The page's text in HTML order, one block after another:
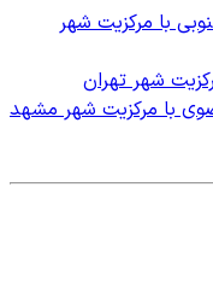
با مرکزیت شهر
شهر تهران
با مرکزیت شهر مشهد